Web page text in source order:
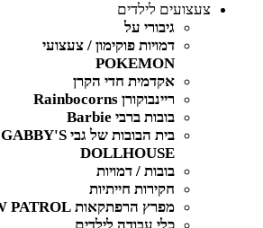
צעצועים לילדים
גיבורי על
דמויות פוקימון / צעצועי
POKEMON
אקדמית חדי הקרן
ריינבוקורן Rainbocorns
בובות ברבי Barbie
בית הבובות של גבי GABBY'S
DOLLHOUSE
בובות / דמויות
חקירות חייתיות
מפרץ הרפתקאות PAW PATROL